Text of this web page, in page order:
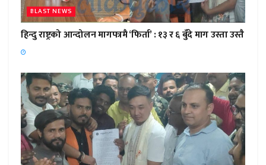
BLAST NEWS
हिन्दु राष्ट्रको आन्दोलन मागपत्रमै ‘फिर्ता’ : १३ र ६ बुँदे माग उस्ता उस्तै